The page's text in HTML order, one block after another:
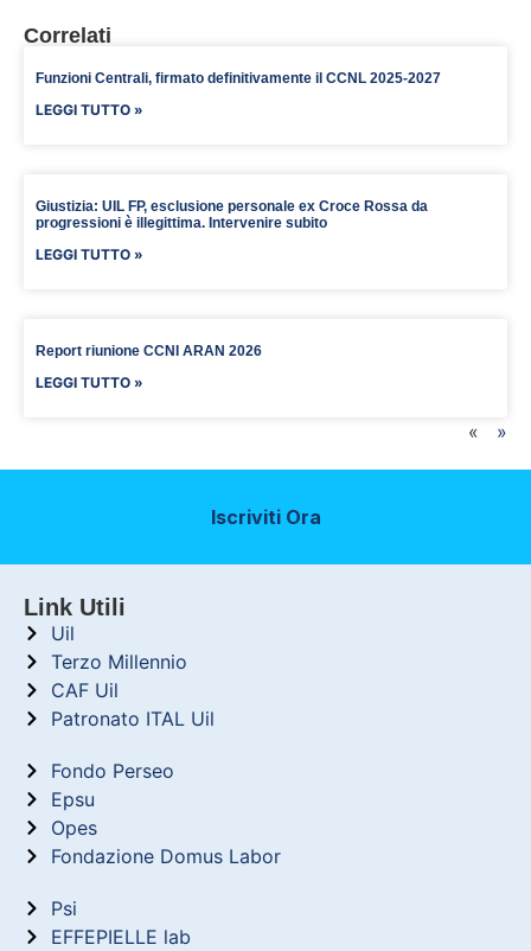
Correlati
Funzioni Centrali, firmato definitivamente il CCNL 2025-2027
LEGGI TUTTO »
Giustizia: UIL FP, esclusione personale ex Croce Rossa da
progressioni è illegittima. Intervenire subito
LEGGI TUTTO »
Report riunione CCNI ARAN 2026
LEGGI TUTTO »
« »
Iscriviti Ora
Link Utili
Uil
Terzo Millennio
CAF Uil
Patronato ITAL Uil
Fondo Perseo
Epsu
Opes
Fondazione Domus Labor
Psi
EFFEPIELLE lab